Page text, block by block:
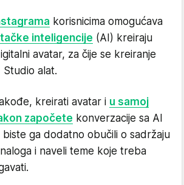
korisnicima omogućava
inteligencije (AI) kreiraju
avatar, za čije se kreiranje
alat.
kreirati avatar i u samoj
započete konverzacije sa AI
ga dodatno obučili o sadržaju
i naveli teme koje treba